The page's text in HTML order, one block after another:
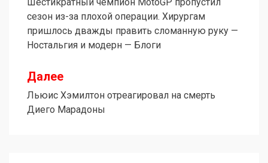
по
записям
сезон из-за плохой операции. Хирургам
пришлось дважды править сломанную руку —
Ностальгия и модерн — Блоги
Далее
Льюис Хэмилтон отреагировал на смерть
Диего Марадоны